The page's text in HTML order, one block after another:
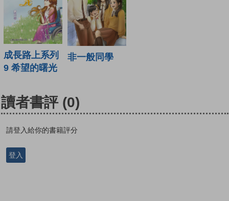
成長路上系列
9 希望的曙光
非一般同學
讀者書評 (0)
請登入給你的書籍評分
登入